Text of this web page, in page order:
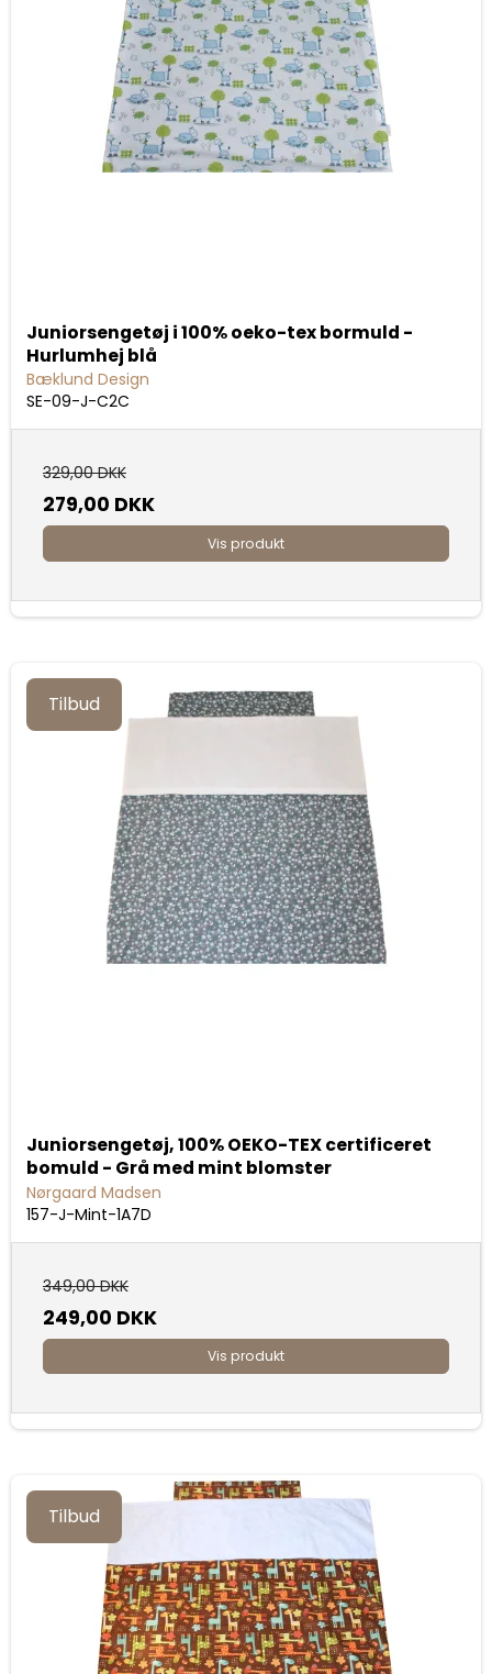
Juniorsengetøj i 100% oeko-tex bormuld -
Hurlumhej blå
Bæklund Design
SE-09-J-C2C
329,00 DKK
279,00 DKK
Vis produkt
Tilbud
Juniorsengetøj, 100% OEKO-TEX certificeret
bomuld - Grå med mint blomster
Nørgaard Madsen
157-J-Mint-1A7D
349,00 DKK
249,00 DKK
Vis produkt
Tilbud